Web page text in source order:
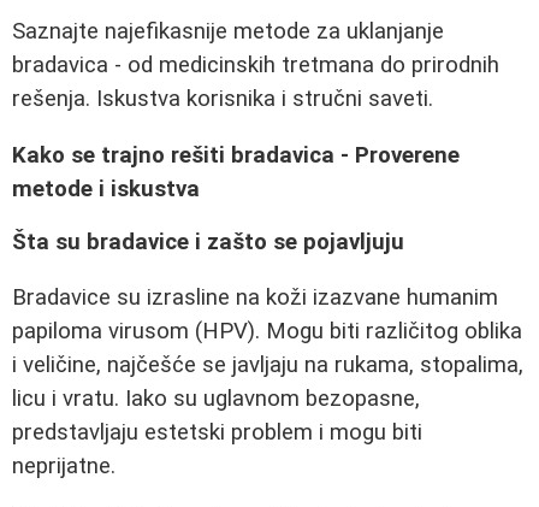
Saznajte najefikasnije metode za uklanjanje
bradavica - od medicinskih tretmana do prirodnih
rešenja. Iskustva korisnika i stručni saveti.
Kako se trajno rešiti bradavica - Proverene
metode i iskustva
Šta su bradavice i zašto se pojavljuju
Bradavice su izrasline na koži izazvane humanim
papiloma virusom (HPV). Mogu biti različitog oblika
i veličine, najčešće se javljaju na rukama, stopalima,
licu i vratu. Iako su uglavnom bezopasne,
predstavljaju estetski problem i mogu biti
neprijatne.